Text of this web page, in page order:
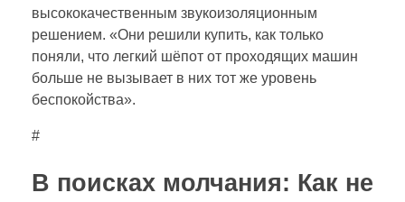
высококачественным звукоизоляционным
решением. «Они решили купить, как только
поняли, что легкий шёпот от проходящих машин
больше не вызывает в них тот же уровень
беспокойства».
#
В поисках молчания: Как не